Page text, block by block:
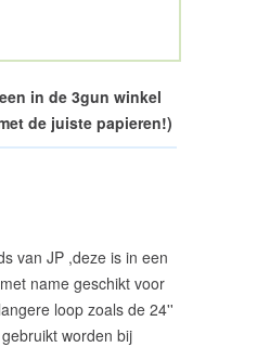
in de 3gun winkel
de juiste papieren!)
van JP ,deze is in een
name geschikt voor
loop zoals de 24''
worden bij